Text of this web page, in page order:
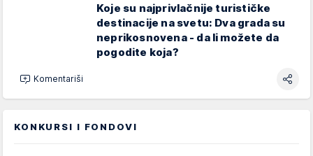
Koje su najprivlačnije turističke
destinacije na svetu: Dva grada su
neprikosnovena - da li možete da
pogodite koja?
Komentariši
KONKURSI I FONDOVI